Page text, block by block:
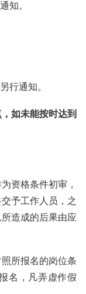
知。
行通知。
如未能按时达到
资格条件初审，
予工作人员，之
造成的后果由应
所报名的岗位条
名，凡弄虚作假